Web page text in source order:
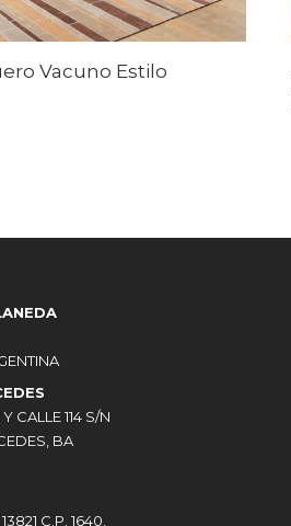
Vacuno Estilo
CALLE 114 S/N
BA
C.P. 1640,